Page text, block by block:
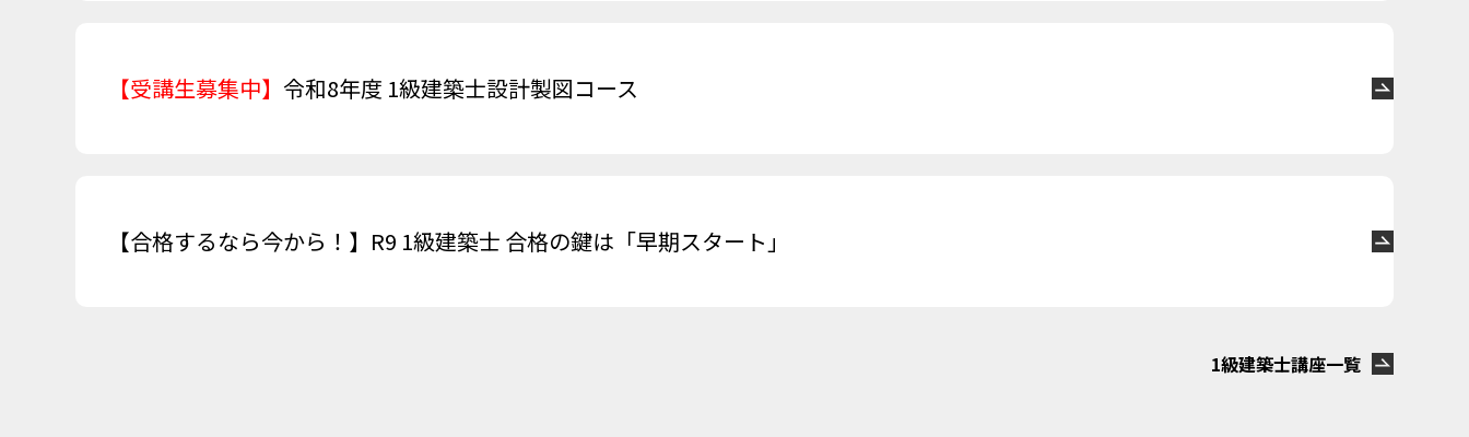
【受講生募集中】 令和8年度 1級建築士設計製図コース
【合格するなら今から！】R9 1級建築士 合格の鍵は「早期スタート」
1級建築士講座一覧